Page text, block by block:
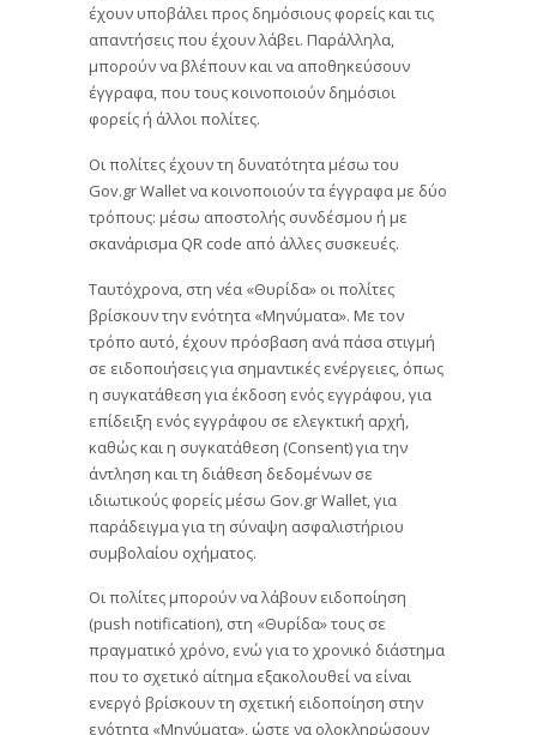
έχουν υποβάλει προς δημόσιους φορείς και τις
απαντήσεις που έχουν λάβει. Παράλληλα,
μπορούν να βλέπουν και να αποθηκεύσουν
έγγραφα, που τους κοινοποιούν δημόσιοι
φορείς ή άλλοι πολίτες.
Οι πολίτες έχουν τη δυνατότητα μέσω του
Gov.gr Wallet να κοινοποιούν τα έγγραφα με δύο
τρόπους: μέσω αποστολής συνδέσμου ή με
σκανάρισμα QR code από άλλες συσκευές.
Ταυτόχρονα, στη νέα «Θυρίδα» οι πολίτες
βρίσκουν την ενότητα «Μηνύματα». Με τον
τρόπο αυτό, έχουν πρόσβαση ανά πάσα στιγμή
σε ειδοποιήσεις για σημαντικές ενέργειες, όπως
η συγκατάθεση για έκδοση ενός εγγράφου, για
επίδειξη ενός εγγράφου σε ελεγκτική αρχή,
καθώς και η συγκατάθεση (Consent) για την
άντληση και τη διάθεση δεδομένων σε
ιδιωτικούς φορείς μέσω Gov.gr Wallet, για
παράδειγμα για τη σύναψη ασφαλιστήριου
συμβολαίου οχήματος.
Οι πολίτες μπορούν να λάβουν ειδοποίηση
(push notification), στη «Θυρίδα» τους σε
πραγματικό χρόνο, ενώ για το χρονικό διάστημα
που το σχετικό αίτημα εξακολουθεί να είναι
ενεργό βρίσκουν τη σχετική ειδοποίηση στην
ενότητα «Μηνύματα», ώστε να ολοκληρώσουν